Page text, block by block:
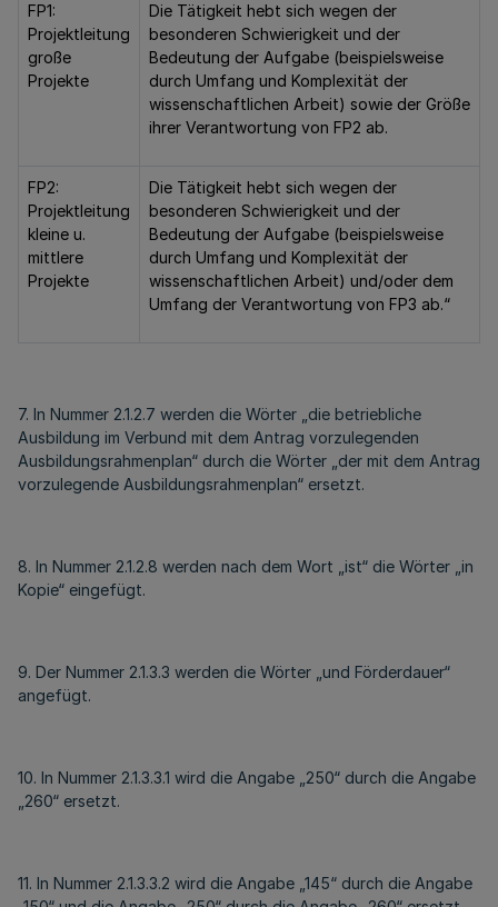
FP1:
Projektleitung
große
Projekte
Die Tätigkeit hebt sich wegen der
besonderen Schwierigkeit und der
Bedeutung der Aufgabe (beispielsweise
durch Umfang und Komplexität der
wissenschaftlichen Arbeit) sowie der Größe
ihrer Verantwortung von FP2 ab.
FP2:
Projektleitung
kleine u.
mittlere
Projekte
Die Tätigkeit hebt sich wegen der
besonderen Schwierigkeit und der
Bedeutung der Aufgabe (beispielsweise
durch Umfang und Komplexität der
wissenschaftlichen Arbeit) und/oder dem
Umfang der Verantwortung von FP3 ab.“
7. In Nummer 2.1.2.7 werden die Wörter „die betriebliche
Ausbildung im Verbund mit dem Antrag vorzulegenden
Ausbildungsrahmenplan“ durch die Wörter „der mit dem Antrag
vorzulegende Ausbildungsrahmenplan“ ersetzt.
8. In Nummer 2.1.2.8 werden nach dem Wort „ist“ die Wörter „in
Kopie“ eingefügt.
9. Der Nummer 2.1.3.3 werden die Wörter „und Förderdauer“
angefügt.
10. In Nummer 2.1.3.3.1 wird die Angabe „250“ durch die Angabe
„260“ ersetzt.
11. In Nummer 2.1.3.3.2 wird die Angabe „145“ durch die Angabe